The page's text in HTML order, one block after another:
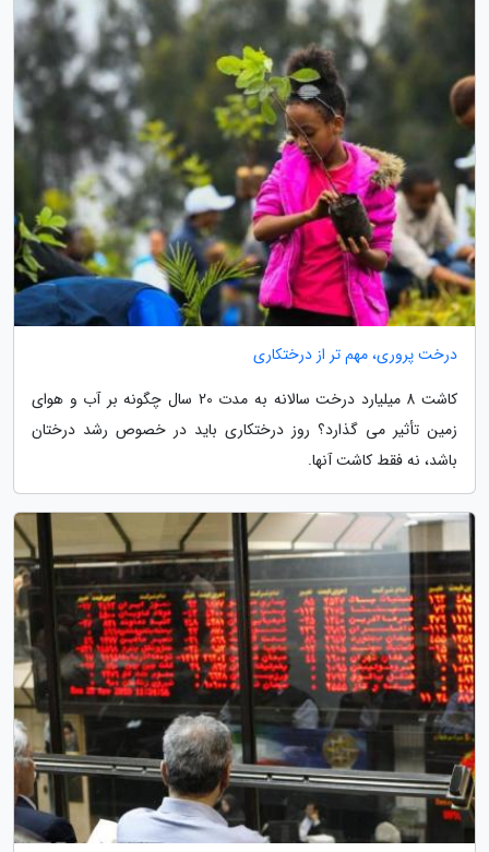
درخت پروری، مهم تر از درختکاری
کاشت 8 میلیارد درخت سالانه به مدت 20 سال چگونه بر آب و هوای
زمین تأثیر می گذارد؟ روز درختکاری باید در خصوص رشد درختان
باشد، نه فقط کاشت آنها.